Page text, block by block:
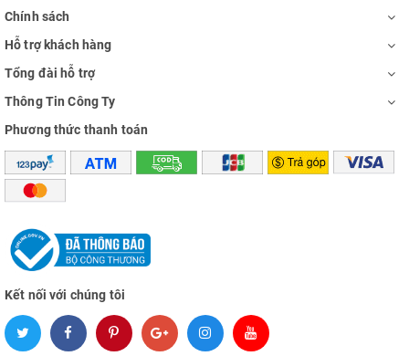
Chính sách
Hỗ trợ khách hàng
Tổng đài hỗ trợ
Thông Tin Công Ty
Phương thức thanh toán
Kết nối với chúng tôi